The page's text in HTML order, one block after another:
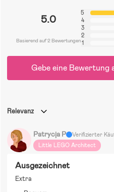
5.0
Basierend auf 2 Bewertungen
5
4
3
2
1
Gebe eine Bewertung
Relevanz
Patrycja P
Verifizierter
Little LEGO Architect
Ausgezeichnet
Extra